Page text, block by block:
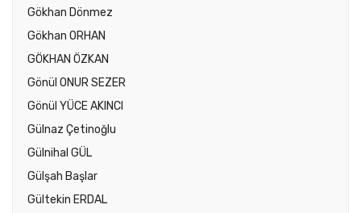
Gökhan Dönmez
Gökhan ORHAN
GÖKHAN ÖZKAN
Gönül ONUR SEZER
Gönül YÜCE AKINCI
Gülnaz Çetinoğlu
Gülnihal GÜL
Gülşah Başlar
Gültekin ERDAL